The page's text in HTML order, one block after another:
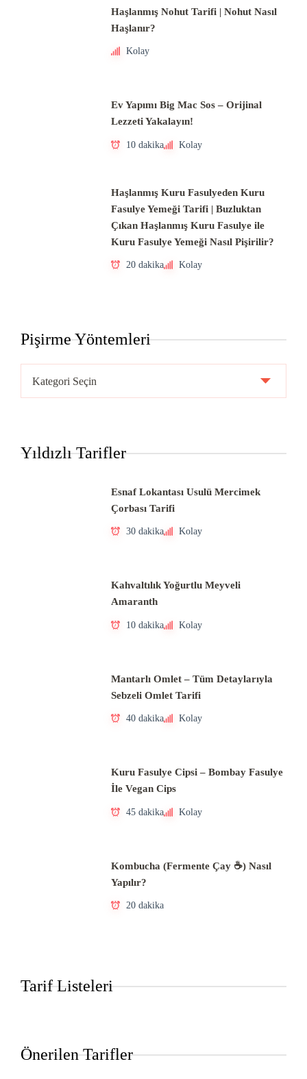
Haşlanmış Nohut Tarifi | Nohut Nasıl
Haşlanır?
Kolay
Ev Yapımı Big Mac Sos – Orijinal
Lezzeti Yakalayın!
10 dakika Kolay
Haşlanmış Kuru Fasulyeden Kuru
Fasulye Yemeği Tarifi | Buzluktan
Çıkan Haşlanmış Kuru Fasulye ile
Kuru Fasulye Yemeği Nasıl Pişirilir?
20 dakika Kolay
Pişirme Yöntemleri
Yöntemleri
Yıldızlı Tarifler
Esnaf Lokantası Usulü Mercimek
Çorbası Tarifi
30 dakika Kolay
Kahvaltılık Yoğurtlu Meyveli
Amaranth
10 dakika Kolay
Mantarlı Omlet – Tüm Detaylarıyla
Sebzeli Omlet Tarifi
40 dakika Kolay
Kuru Fasulye Cipsi – Bombay Fasulye
İle Vegan Cips
45 dakika Kolay
Kombucha (Fermente Çay ☕) Nasıl
Yapılır?
20 dakika
Tarif Listeleri
Önerilen Tarifler